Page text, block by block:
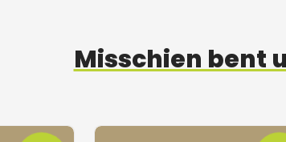
Misschien bent